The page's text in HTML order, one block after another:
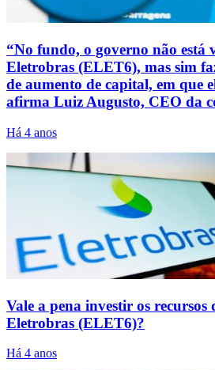
“No fundo, o governo não está
Eletrobras (ELET6), mas sim
de aumento de capital, em que
afirma Luiz Augusto, CEO da
Há 4 anos
Vale a pena investir os recursos
Eletrobras (ELET6)?
Há 4 anos